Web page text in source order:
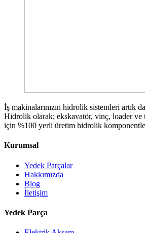
İş makinalarınızın hidrolik sistemleri artık
Hidrolik olarak; ekskavatör, vinç, loader ve
için %100 yerli üretim hidrolik
Kurumsal
Yedek Parçalar
Hakkımızda
Blog
İletişim
Yedek Parça